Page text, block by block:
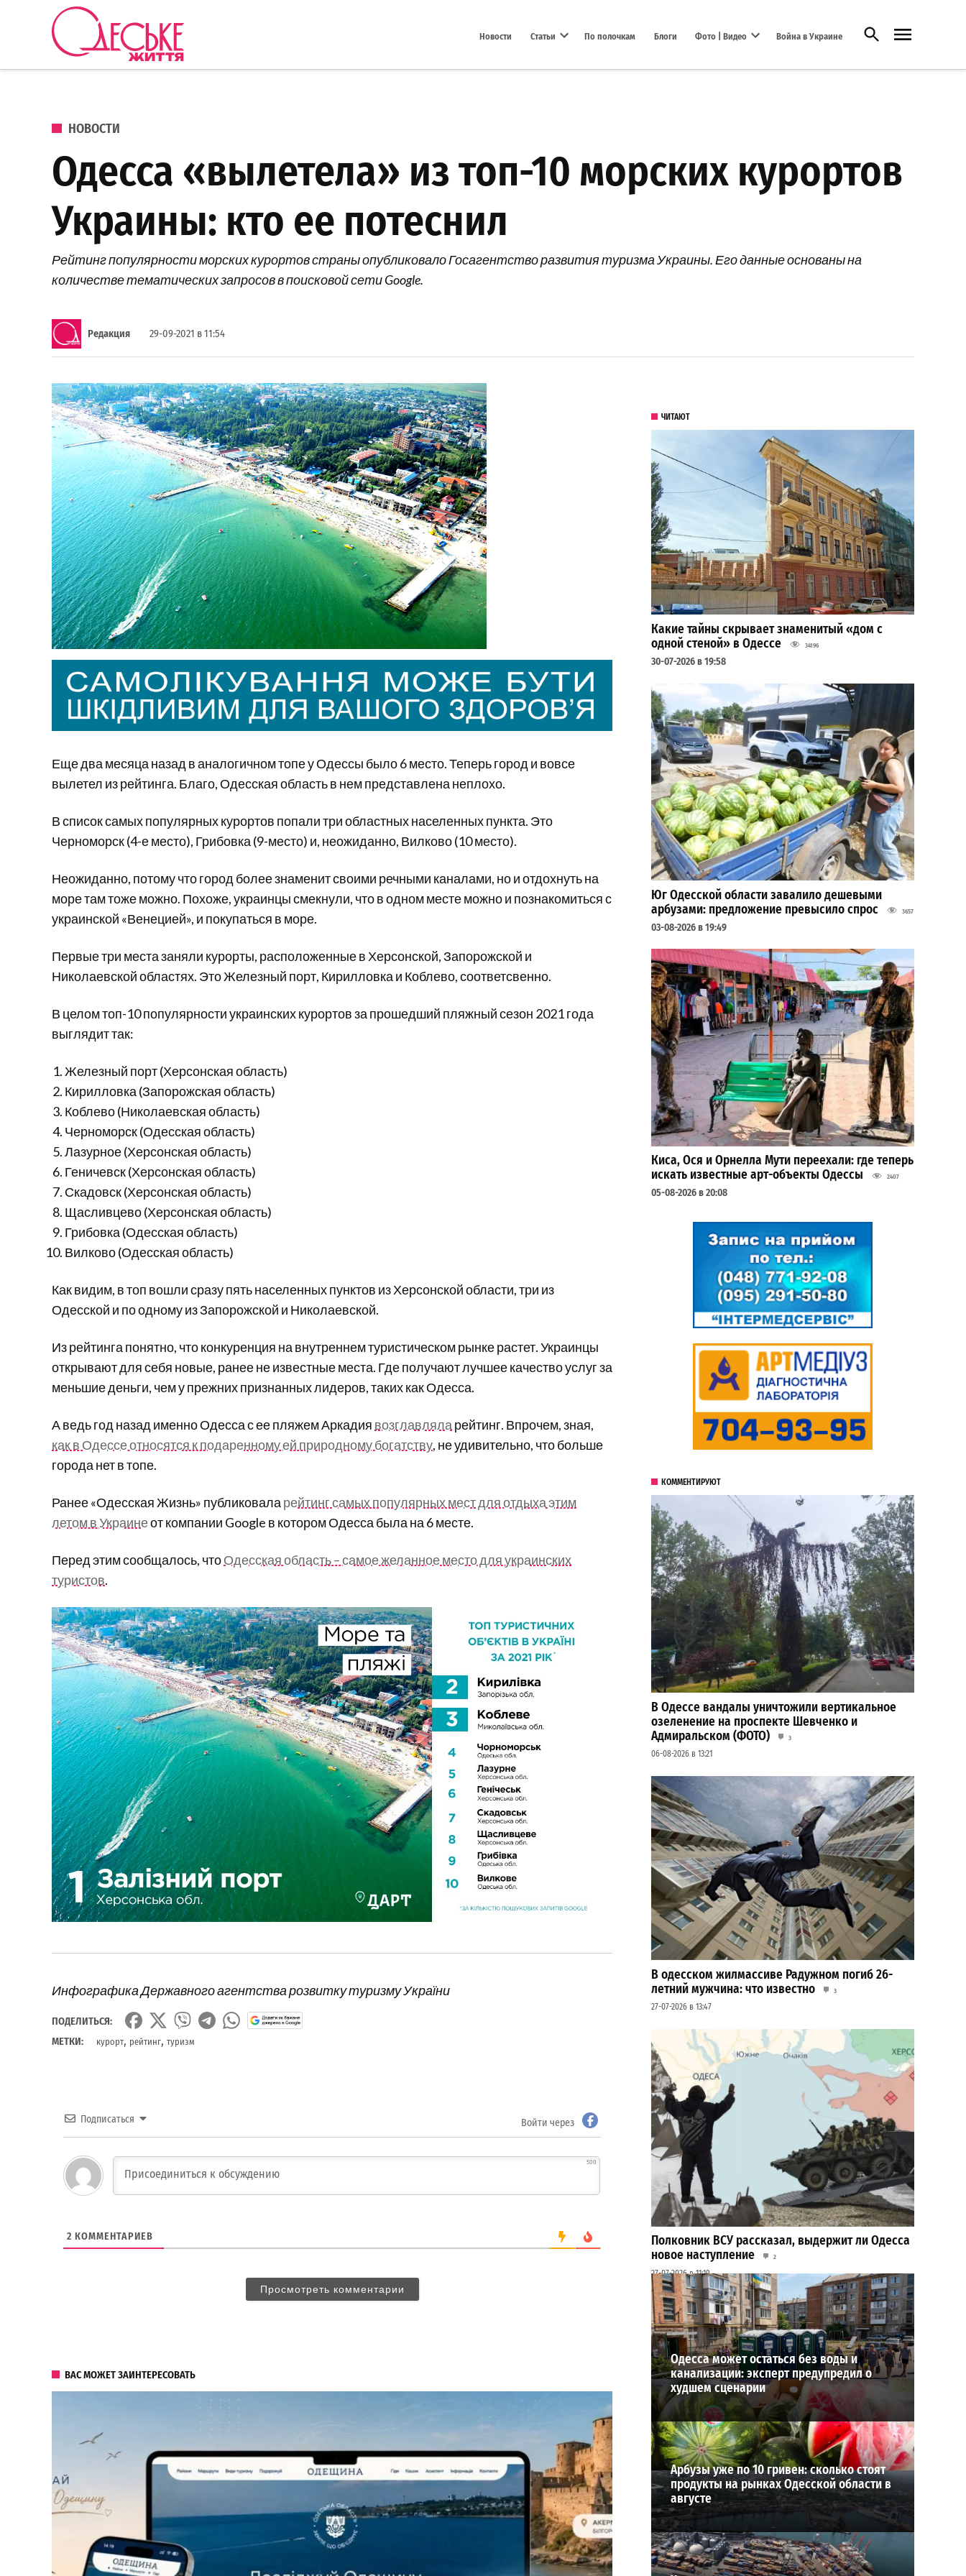
Перейти к содержанию
Новости Статьи По полочкам Блоги Фото | Видео Война в Украине Открыть поиск
ОПУБЛИКОВАНО В
НОВОСТИ
Одесса «вылетела» из топ-10 морских курортов
Украины: кто ее потеснил
Рейтинг популярности морских курортов страны опубликовало Госагентство развития туризма Украины. Его данные основаны на
количестве тематических запросов в поисковой сети Google.
Редакция 29-09-2021 в 11:54
Еще два месяца назад в аналогичном топе у Одессы было 6 место. Теперь город и вовсе
вылетел из рейтинга. Благо, Одесская область в нем представлена неплохо.
В список самых популярных курортов попали три областных населенных пункта. Это
Черноморск (4-е место), Грибовка (9-место) и, неожиданно, Вилково (10 место).
Неожиданно, потому что город более знаменит своими речными каналами, но и отдохнуть на
море там тоже можно. Похоже, украинцы смекнули, что в одном месте можно и познакомиться с
украинской «Венецией», и покупаться в море.
Первые три места заняли курорты, расположенные в Херсонской, Запорожской и
Николаевской областях. Это Железный порт, Кирилловка и Коблево, соответсвенно.
В целом топ-10 популярности украинских курортов за прошедший пляжный сезон 2021 года
выглядит так:
Железный порт (Херсонская область)
Кирилловка (Запорожская область)
Коблево (Николаевская область)
Черноморск (Одесская область)
Лазурное (Херсонская область)
Геничевск (Херсонская область)
Скадовск (Херсонская область)
Щасливцево (Херсонская область)
Грибовка (Одесская область)
Вилково (Одесская область)
Как видим, в топ вошли сразу пять населенных пунктов из Херсонской области, три из
Одесской и по одному из Запорожской и Николаевской.
Из рейтинга понятно, что конкуренция на внутреннем туристическом рынке растет. Украинцы
открывают для себя новые, ранее не известные места. Где получают лучшее качество услуг за
меньшие деньги, чем у прежних признанных лидеров, таких как Одесса.
А ведь год назад именно Одесса с ее пляжем Аркадия возглавляла рейтинг. Впрочем, зная,
как в Одессе относятся к подаренному ей природному богатству, не удивительно, что больше
города нет в топе.
Ранее «Одесская Жизнь» публиковаларейтинг самых популярных мест для отдыха этим
летом в Украинеот компании Google в котором Одесса была на 6 месте.
Перед этим сообщалось, чтоОдесская область – самое желанное место для украинских
туристов.
Инфографика Державного агентства розвитку туризму України
ПОДЕЛИТЬСЯ:
МЕТКИ:
курорт, рейтинг, туризм
Подписаться Войти через
500
2 КОММЕНТАРИЕВ
Просмотреть комментарии
ВАС МОЖЕТ ЗАИНТЕРЕСОВАТЬ
ЧИТАЮТ
Какие тайны скрывает знаменитый «дом с
одной стеной» в Одессе
34196
30-07-2026 в 19:58
Юг Одесской области завалило дешевыми
арбузами: предложение превысило спрос
3657
03-08-2026 в 19:49
Киса, Ося и Орнелла Мути переехали: где теперь
искать известные арт-объекты Одессы
2407
05-08-2026 в 20:08
КОММЕНТИРУЮТ
В Одессе вандалы уничтожили вертикальное
озеленение на проспекте Шевченко и
Адмиральском (ФОТО)
3
06-08-2026 в 13:21
В одесском жилмассиве Радужном погиб 26-
летний мужчина: что известно
3
27-07-2026 в 13:47
Полковник ВСУ рассказал, выдержит ли Одесса
новое наступление
2
27-07-2026 в 11:19
ВИБОР РЕДАКЦИИ
Одесса может остаться без воды и
канализации: эксперт предупредил о
худшем сценарии
Арбузы уже по 10 гривен: сколько стоят
продукты на рынках Одесской области в
августе